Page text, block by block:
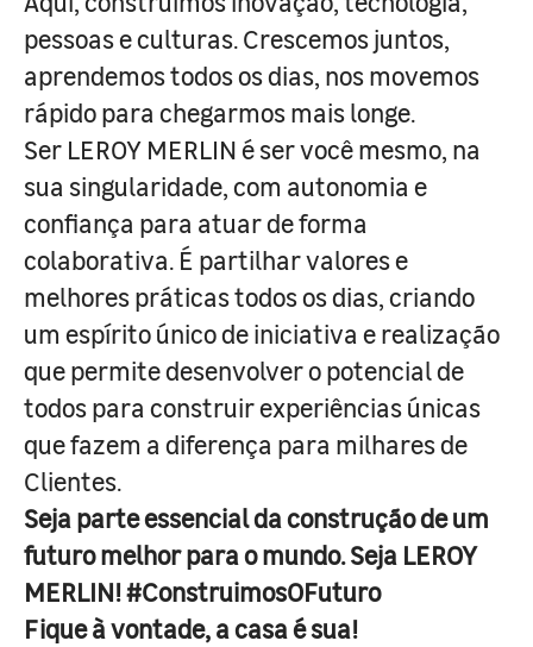
pessoas e culturas. Crescemos juntos,
aprendemos todos os dias, nos movemos
rápido para chegarmos mais longe.
Ser LEROY MERLIN é ser você mesmo, na
sua singularidade, com autonomia e
confiança para atuar de forma
colaborativa. É partilhar valores e
melhores práticas todos os dias, criando
um espírito único de iniciativa e realização
que permite desenvolver o potencial de
todos para construir experiências únicas
que fazem a diferença para milhares de
Clientes.
Seja parte essencial da construção de um
futuro melhor para o mundo. Seja LEROY
MERLIN! #ConstruimosOFuturo
Fique à vontade, a casa é sua!